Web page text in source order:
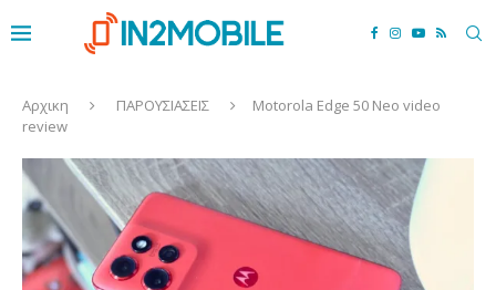
Αρχικη ΠΑΡΟΥΣΙΑΣΕΙΣ
Motorola Edge 50 Neo video
review